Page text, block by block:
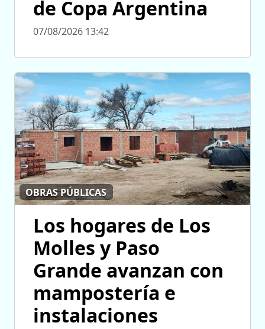
de Copa Argentina
07/08/2026 13:42
OBRAS PÚBLICAS
Los hogares de Los
Molles y Paso
Grande avanzan con
mampostería e
instalaciones